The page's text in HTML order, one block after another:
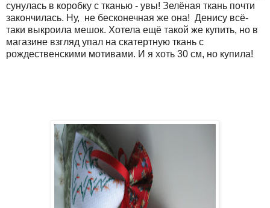
сунулась в коробку с тканью - увы! Зелёная ткань почти
закончилась. Ну, не бесконечная же она! Денису всё-
таки выкроила мешок. Хотела ещё такой же купить, но в
магазине взгляд упал на скатертную ткань с
рождественскими мотивами. И я хоть 30 см, но купила!